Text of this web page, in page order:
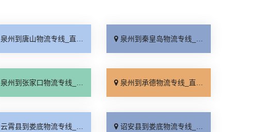
泉州到唐山物流专线_直达特快专线「市县闪送」 泉州到秦皇岛物流专线_直通专线「高效快运」
泉州到张家口物流专线_直达特快专线「门到门接送」 泉州到承德物流专线_直达到站「运费多少」
云霄县到娄底物流专线_服务周到「多年经验」 诏安县到娄底物流专线_不随意加价「诚信为先」